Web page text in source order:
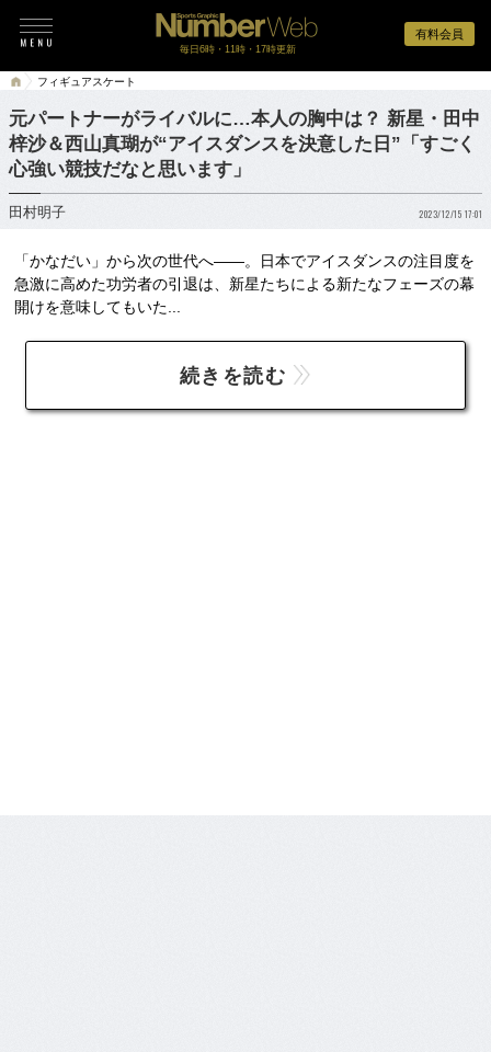
有料会員
毎日6時・11時・17時更新
フィギュアスケート
元パートナーがライバルに…本人の胸中は？ 新星・田中
梓沙＆西山真瑚が“アイスダンスを決意した日”「すごく
心強い競技だなと思います」
田村明子 2023/12/15 17:01
「かなだい」から次の世代へ――。日本でアイスダンスの注目度を
急激に高めた功労者の引退は、新星たちによる新たなフェーズの幕
開けを意味してもいた...
続きを読む